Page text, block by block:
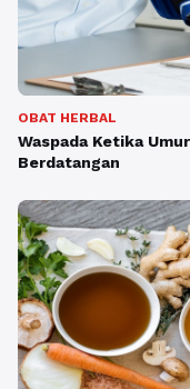
OBAT HERBAL
Waspada Ketika
Berdatangan